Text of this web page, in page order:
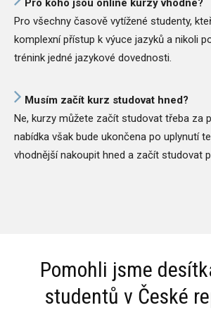
Pro koho jsou online kurzy vhodné?
Pro všechny časově vytížené studenty,
komplexní přístup k výuce jazyků a nikoli
trénink jedné jazykové dovednosti.
Musím začít kurz studovat hned?
Ne, kurzy můžete začít studovat třeba za
nabídka však bude ukončena po uplynutí
vhodnější nakoupit hned a začít studovat
Pomohli jsme
studentů v České